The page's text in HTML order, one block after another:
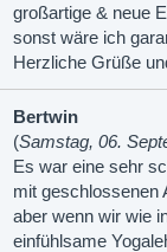
großartige & neue
sonst wäre ich
Herzliche Grüße
Bertwin
(Samstag, 06.
Es war eine sehr
mit geschlossenen
aber wenn wir wie
einfühlsame